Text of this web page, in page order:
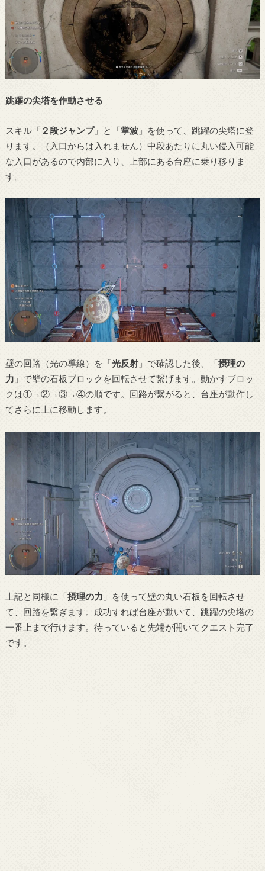
跳躍の尖塔を作動させる
スキル「 ２段ジャンプ」と「掌波」を使って、跳躍の尖塔に登
ります。（入口からは入れません）中段あたりに丸い侵入可能
な入口があるので内部に入り、上部にある台座に乗り移りま
す。
壁の回路（光の導線）を「光反射」で確認した後、「摂理の
力 」で壁の石板ブロックを回転させて繋げます。動かすブロッ
クは①→②→③→④の順です。回路が繋がると、台座が動作し
てさらに上に移動します。
上記と同様に「摂理の力 」を使って壁の丸い石板を回転させ
て、回路を繋ぎます。成功すれば台座が動いて、跳躍の尖塔の
一番上まで行けます。待っていると先端が開いてクエスト完了
です。